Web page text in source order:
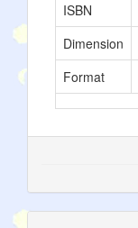
ISBN
Dimension
Format